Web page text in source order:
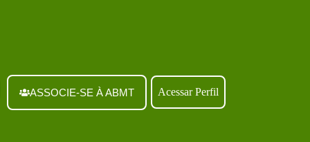
ASSOCIE-SE À ABMT Acessar Perfil